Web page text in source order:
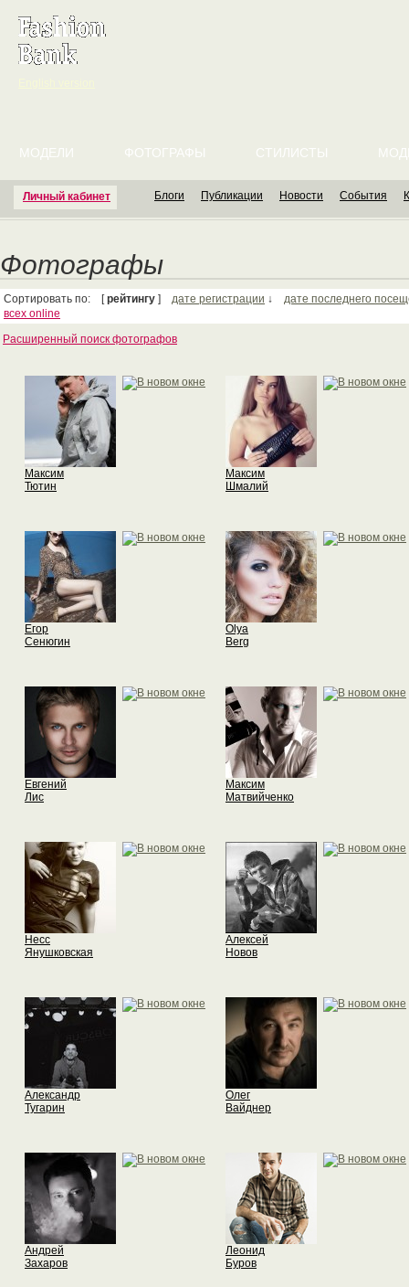
Личный кабинет
МОДЕЛИ ФОТОГРАФЫ СТИЛИСТЫ
Блоги Публикации Новости События
Фотографы
Сортировать по: [рейтингу ] дате регистрации ↓ дате последнего
всех online
Расширенный поиск фотографов
Максим
Тютин
Максим
Шмалий
Егор
Сенюгин
Olya
Berg
Евгений
Лис
Максим
Матвийченко
Несс
Янушковская
Алексей
Новов
Александр
Тугарин
Олег
Вайднер
Андрей
Захаров
Леонид
Буров